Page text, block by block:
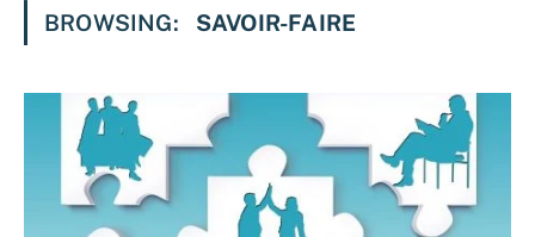
BROWSING: SAVOIR-FAIRE